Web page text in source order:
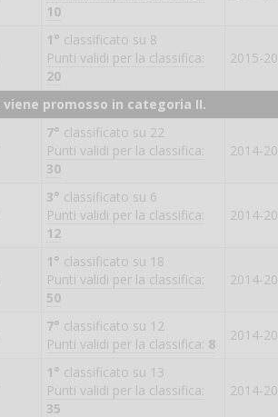
10
1° classificato su 8
Punti validi per la classifica:
20
2015-
viene promosso in categoria II.
7° classificato su 22
Punti validi per la classifica:
30
2014-
3° classificato su 6
Punti validi per la classifica:
12
2014-
1° classificato su 18
Punti validi per la classifica:
50
2014-
7° classificato su 12
Punti validi per la classifica: 8
2014-
1° classificato su 13
Punti validi per la classifica:
35
2014-